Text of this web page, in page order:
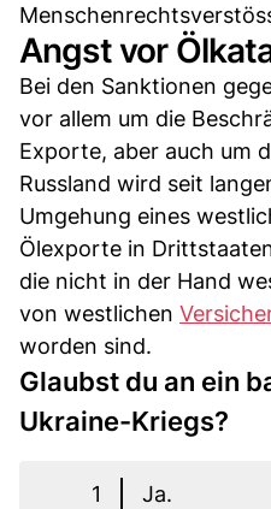
Angst vor
Bei den Sanktionen
vor allem um die
Exporte, aber auch um
Russland wird seit
Umgehung eines
Ölexporte in
die nicht in der Hand
von westlichen
worden sind.
Glaubst du an ein
Ukraine-Kriegs?
1 Ja.